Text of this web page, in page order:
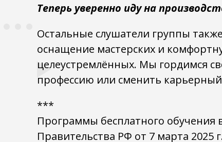
Теперь уверенно иду на
Остальные слушатели группы
оснащение мастерских и
целеустремлённых. Мы гордимся
профессию или сменить
***
Программы бесплатного обучения
Правительства РФ от 7 марта